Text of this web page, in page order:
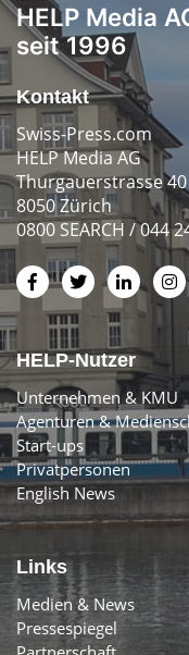
HELP Media
seit 1996
Kontakt
Swiss-Press.com
HELP Media AG
Thurgauerstrasse 40
8050 Zürich
0800 SEARCH / 044
HELP-Nutzer
Unternehmen & KMU
Agenturen &
Start-ups
Privatpersonen
English News
Links
Medien & News
Pressespiegel